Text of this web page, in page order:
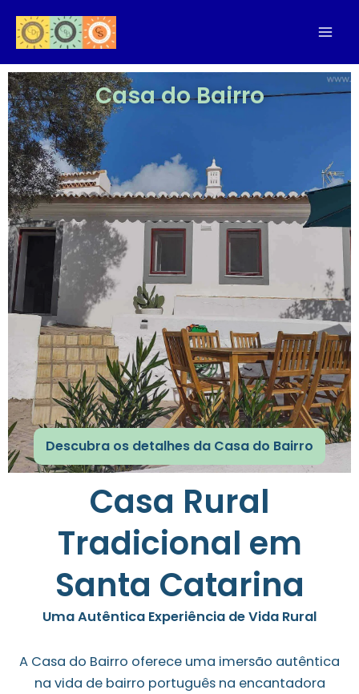
content
Casa do Bairro
Descubra os detalhes da Casa do Bairro
Casa Rural
Tradicional em
Santa Catarina
Uma Autêntica Experiência de Vida Rural
A Casa do Bairro oferece uma imersão autêntica
na vida de bairro português na encantadora